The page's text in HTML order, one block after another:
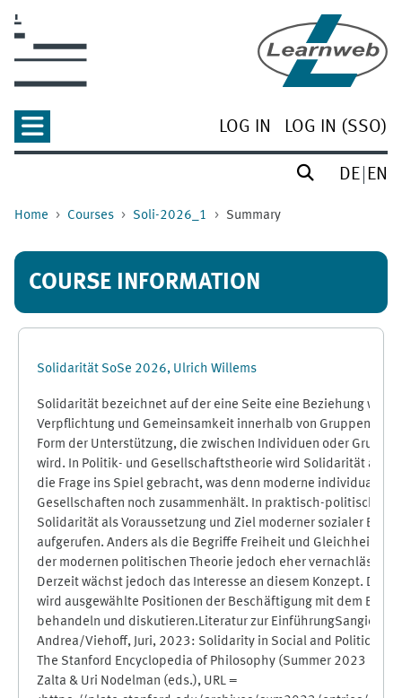
LOG IN LOG IN (SSO)
DE EN
Home Courses Soli-2026_1 Summary
COURSE INFORMATION
Solidarität SoSe 2026, Ulrich Willems
Solidarität bezeichnet auf der eine Seite eine Beziehung
Verpflichtung und Gemeinsamkeit innerhalb von Gruppen,
Form der Unterstützung, die zwischen Individuen oder
wird. In Politik- und Gesellschaftstheorie wird Solidarität als
die Frage ins Spiel gebracht, was denn moderne
Gesellschaften noch zusammenhält. In praktisch-politischer
Solidarität als Voraussetzung und Ziel moderner sozialer
aufgerufen. Anders als die Begriffe Freiheit und Gleichheit ist
der modernen politischen Theorie jedoch eher vernachlässigt
Derzeit wächst jedoch das Interesse an diesem Konzept. Der
wird ausgewählte Positionen der Beschäftigung mit dem
behandeln und diskutieren.Literatur zur
Andrea/Viehoff, Juri, 2023: Solidarity in Social and Political
The Stanford Encyclopedia of Philosophy (Summer 2023
Zalta & Uri Nodelman (eds.), URL =